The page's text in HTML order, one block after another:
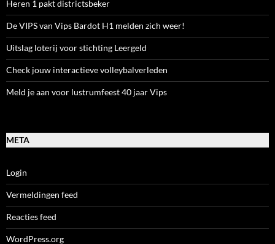
Heren 1 pakt districtsbeker
De VIPS van Vips Bardot H1 melden zich weer!
Uitslag loterij voor stichting Leergeld
Check jouw interactieve volleybalverleden
Meld je aan voor lustrumfeest 40 jaar Vips
META
Login
Vermeldingen feed
Reacties feed
WordPress.org